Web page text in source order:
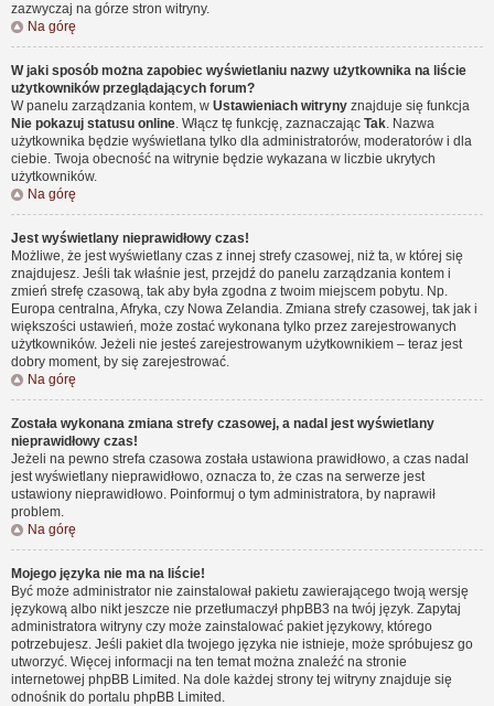
zazwyczaj na górze stron witryny.
Na górę
W jaki sposób można zapobiec wyświetlaniu nazwy użytkownika na liście
użytkowników przeglądających forum?
W panelu zarządzania kontem, w Ustawieniach witryny znajduje się funkcja
Nie pokazuj statusu online. Włącz tę funkcję, zaznaczając Tak. Nazwa
użytkownika będzie wyświetlana tylko dla administratorów, moderatorów i dla
ciebie. Twoja obecność na witrynie będzie wykazana w liczbie ukrytych
użytkowników.
Na górę
Jest wyświetlany nieprawidłowy czas!
Możliwe, że jest wyświetlany czas z innej strefy czasowej, niż ta, w której się
znajdujesz. Jeśli tak właśnie jest, przejdź do panelu zarządzania kontem i
zmień strefę czasową, tak aby była zgodna z twoim miejscem pobytu. Np.
Europa centralna, Afryka, czy Nowa Zelandia. Zmiana strefy czasowej, tak jak i
większości ustawień, może zostać wykonana tylko przez zarejestrowanych
użytkowników. Jeżeli nie jesteś zarejestrowanym użytkownikiem – teraz jest
dobry moment, by się zarejestrować.
Na górę
Została wykonana zmiana strefy czasowej, a nadal jest wyświetlany
nieprawidłowy czas!
Jeżeli na pewno strefa czasowa została ustawiona prawidłowo, a czas nadal
jest wyświetlany nieprawidłowo, oznacza to, że czas na serwerze jest
ustawiony nieprawidłowo. Poinformuj o tym administratora, by naprawił
problem.
Na górę
Mojego języka nie ma na liście!
Być może administrator nie zainstalował pakietu zawierającego twoją wersję
językową albo nikt jeszcze nie przetłumaczył phpBB3 na twój język. Zapytaj
administratora witryny czy może zainstalować pakiet językowy, którego
potrzebujesz. Jeśli pakiet dla twojego języka nie istnieje, może spróbujesz go
utworzyć. Więcej informacji na ten temat można znaleźć na stronie
internetowej phpBB Limited. Na dole każdej strony tej witryny znajduje się
odnośnik do portalu phpBB Limited.